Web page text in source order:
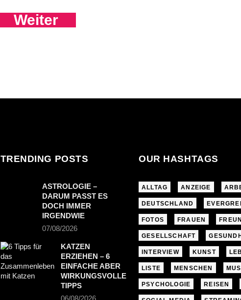
Weiter
TRENDING POSTS
ASTROLOGIE –
DARUM PASST ES
DOCH IMMER
IRGENDWIE
07/08/2026
KATZEN
ERZIEHEN – 6
EINFACHE ABER
WIRKUNGSVOLLE
TIPPS
06/08/2026
OUR HASHTAGS
ALLTAG ANZEIGE
DEUTSCHLAND
FOTOS FRAUEN
GESELLSCHAFT
INTERVIEW KUNST
LISTE MENSCHEN
PSYCHOLOGIE REISEN